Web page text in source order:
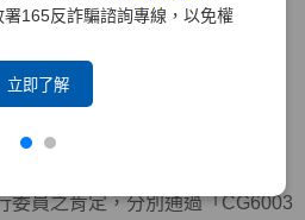
165反詐騙諮詢專線，以免權
立即了解
擔任獨立監察人，並成立審計
理之運作，此一作為除已率金
大金控推展公司治理實務奠定
司與元大金控及元大銀行等，
協會所舉辦公司治理制度評量，
委員之肯定，分別通過「CG6003